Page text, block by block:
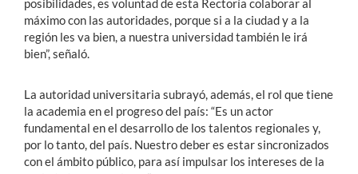
máximo con las autoridades, porque si a la ciudad y a la
región les va bien, a nuestra universidad también le irá
bien”, señaló.
La autoridad universitaria subrayó, además, el rol que tiene
la academia en el progreso del país: “Es un actor
fundamental en el desarrollo de los talentos regionales y,
por lo tanto, del país. Nuestro deber es estar sincronizados
con el ámbito público, para así impulsar los intereses de la